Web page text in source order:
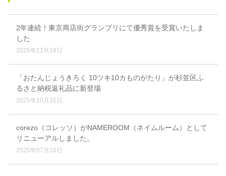
2年連続！東京商店街グランプリにて優秀賞を受賞いたしま
した
2025年11月19日
「おたんじょうきろく 10ツキ10カものがたり」が杉並区ふ
るさと納税返礼品に新登場
2025年10月31日
corezo（コレッソ）がNAMEROOM（ネイムルーム）として
リニューアルしました。
2025年07月16日